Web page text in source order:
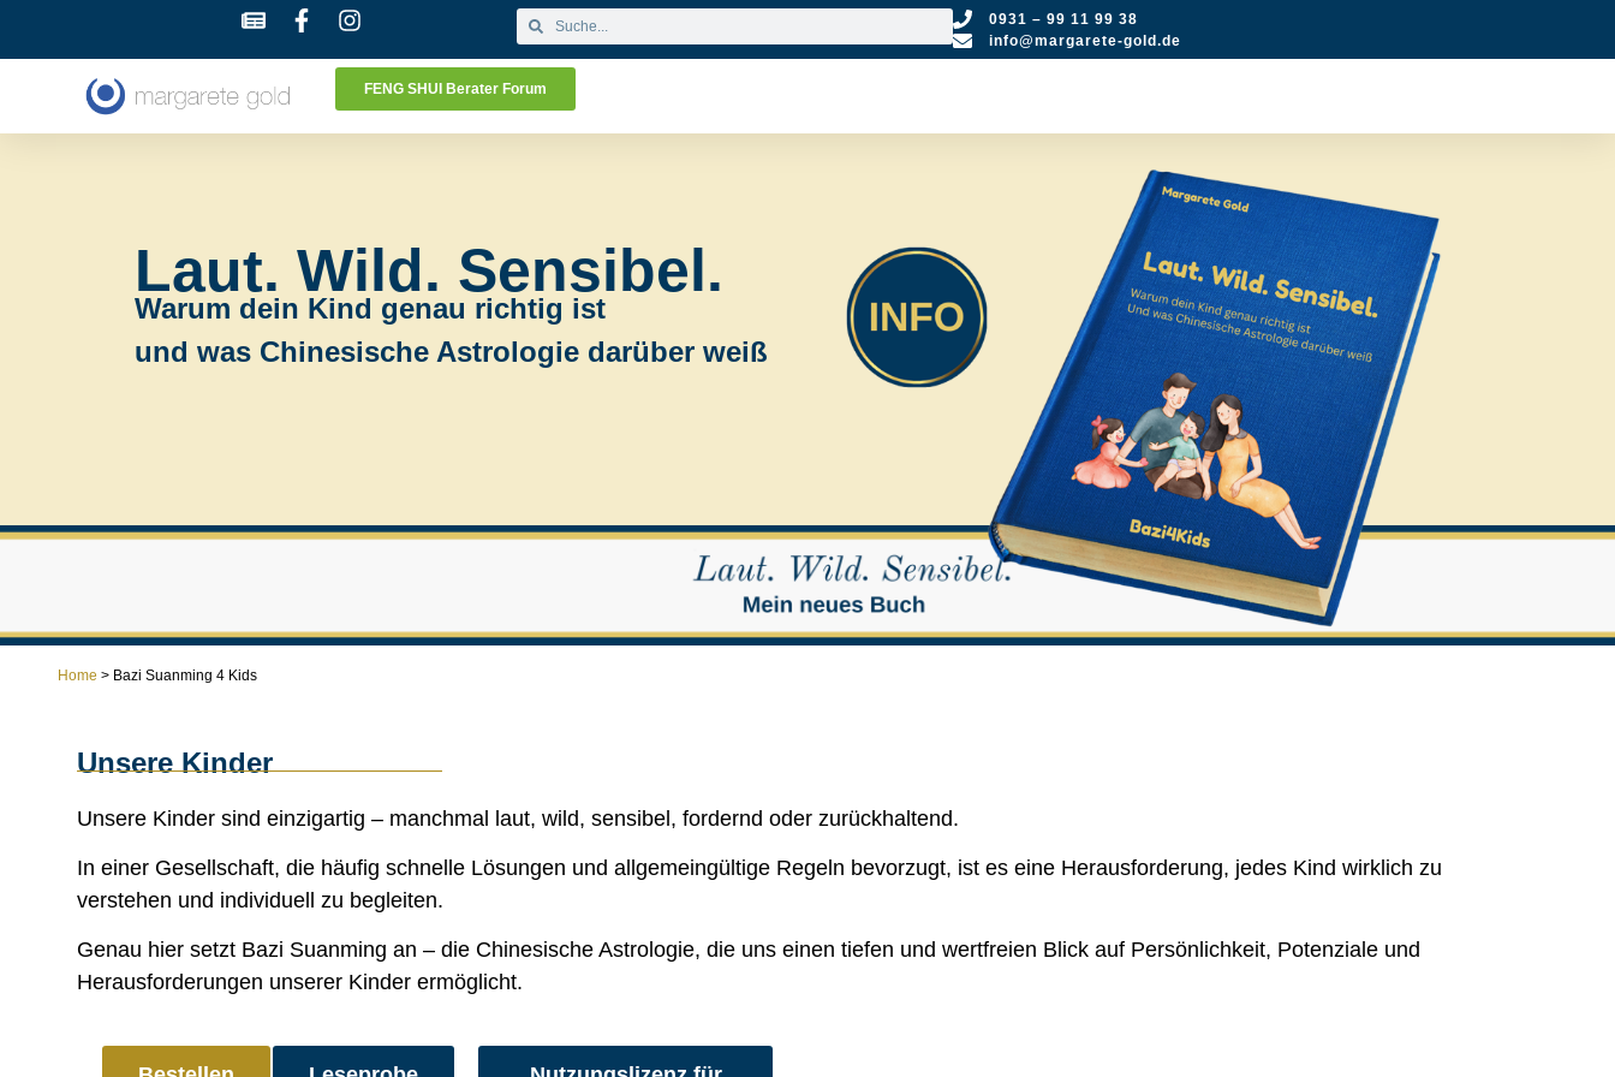
0931 – 99 11 99 38
info@margarete-gold.de
FENG SHUI Berater Forum
Laut. Wild. Sensibel.
Warum dein Kind genau richtig ist
und was Chinesische Astrologie darüber weiß
Home > Bazi Suanming 4 Kids
Unsere Kinder
Unsere Kinder sind einzigartig – manchmal laut, wild, sensibel, fordernd oder zurückhaltend.
In einer Gesellschaft, die häufig schnelle Lösungen und allgemeingültige Regeln bevorzugt, ist es eine Herausforderung, jedes Kind wirklich zu
verstehen und individuell zu begleiten.
Genau hier setzt Bazi Suanming an – die Chinesische Astrologie, die uns einen tiefen und wertfreien Blick auf Persönlichkeit, Potenziale und
Herausforderungen unserer Kinder ermöglicht.